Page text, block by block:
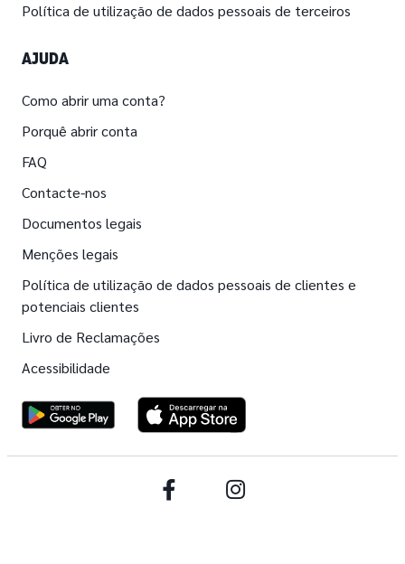
Política de utilização de dados pessoais de terceiros
AJUDA
Como abrir uma conta?
Porquê abrir conta
FAQ
Contacte-nos
Documentos legais
Menções legais
Política de utilização de dados pessoais de clientes e
potenciais clientes
Livro de Reclamações
Acessibilidade
Facebook Instagram